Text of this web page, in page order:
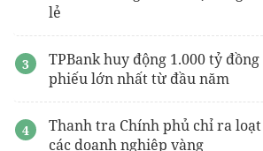
lẻ
TPBank huy động 1.000 tỷ
phiếu lớn nhất từ đầu năm
Thanh tra Chính phủ chỉ ra
các doanh nghiệp vàng